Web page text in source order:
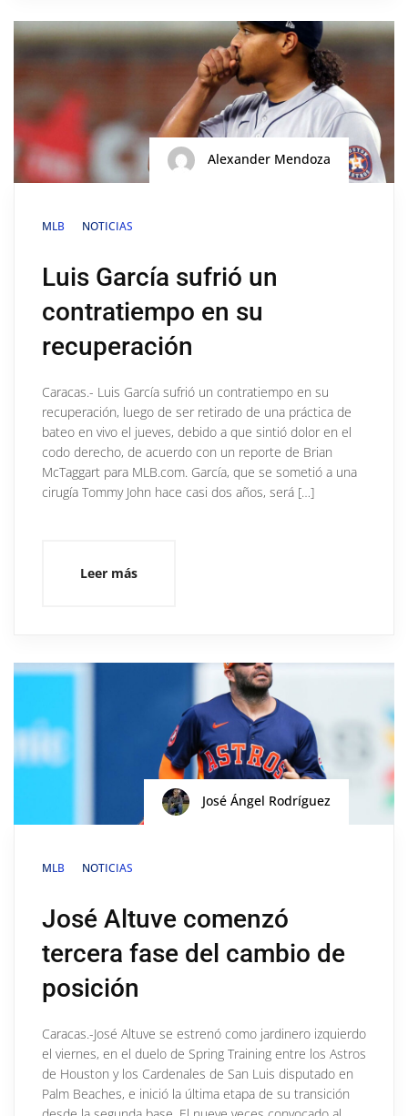
Alexander Mendoza
MLB NOTICIAS
Luis García sufrió un
contratiempo en su
recuperación
Caracas.- Luis García sufrió un contratiempo en su
recuperación, luego de ser retirado de una práctica de
bateo en vivo el jueves, debido a que sintió dolor en el
codo derecho, de acuerdo con un reporte de Brian
McTaggart para MLB.com. García, que se sometió a una
cirugía Tommy John hace casi dos años, será […]
Leer más
José Ángel Rodríguez
MLB NOTICIAS
José Altuve comenzó
tercera fase del cambio de
posición
Caracas.-José Altuve se estrenó como jardinero izquierdo
el viernes, en el duelo de Spring Training entre los Astros
de Houston y los Cardenales de San Luis disputado en
Palm Beaches, e inició la última etapa de su transición